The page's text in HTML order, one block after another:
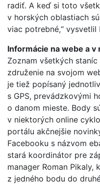
radiť. A keď si toto
v horských oblastiach
viac potrebné,“ vysvetlil
Informácie na webe a v
Zoznam všetkých
združenie na svojom
je tiež popísaný
s GPS, prevádzkovými
o danom mieste. Body
v niektorých online
portálu akčnejšie
Facebooku s názvom
stará koordinátor pre
manager Roman
z jedného bodu do